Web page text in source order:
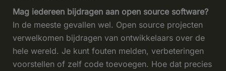
Mag iedereen bijdragen aan open source software?
In de meeste gevallen wel. Open source projecten
verwelkomen bijdragen van ontwikkelaars over de
hele wereld. Je kunt fouten melden, verbeteringen
voorstellen of zelf code toevoegen. Hoe dat precies